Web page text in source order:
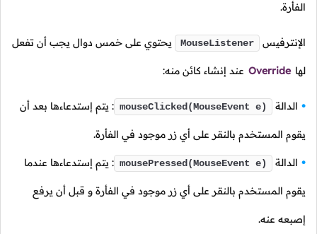
الفأرة.
الإنترفيس MouseListener يحتوي على خمس دوال يجب أن تفعل
لها Override عند إنشاء كائن منه:
الدالة mouseClicked(MouseEvent e) : يتم إستدعاءها بعد أن
يقوم المستخدم بالنقر على أي زر موجود في الفأرة.
الدالة mousePressed(MouseEvent e) : يتم إستدعاءها عندما
يقوم المستخدم بالنقر على أي زر موجود في الفأرة و قبل أن يرفع
إصبعه عنه.